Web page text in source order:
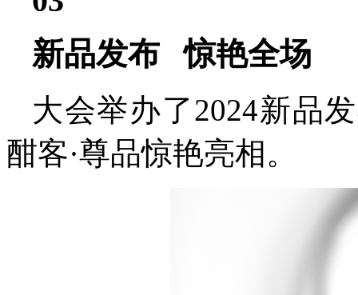
新品发布 惊艳全场
大会举办了2024新品
酣客·尊品惊艳亮相。